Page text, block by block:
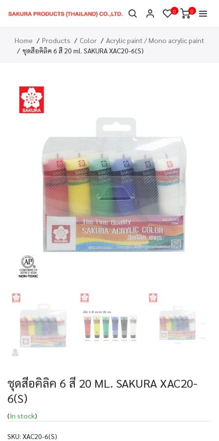
0 0
Home Products Color
Acrylic paint / Mono acrylic paint
ชุดสีอคิลิค 6 สี 20 ml. SAKURA XAC20-6(S)
ชุดสีอคิลิค 6 สี 20 ML. SAKURA XAC20-
6(S)
(In stock)
SKU: XAC20-6(S)